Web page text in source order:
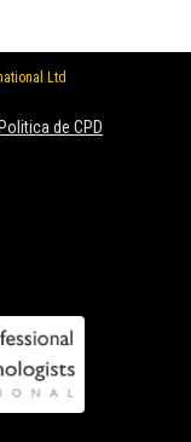
Ltd
Politica de CPD